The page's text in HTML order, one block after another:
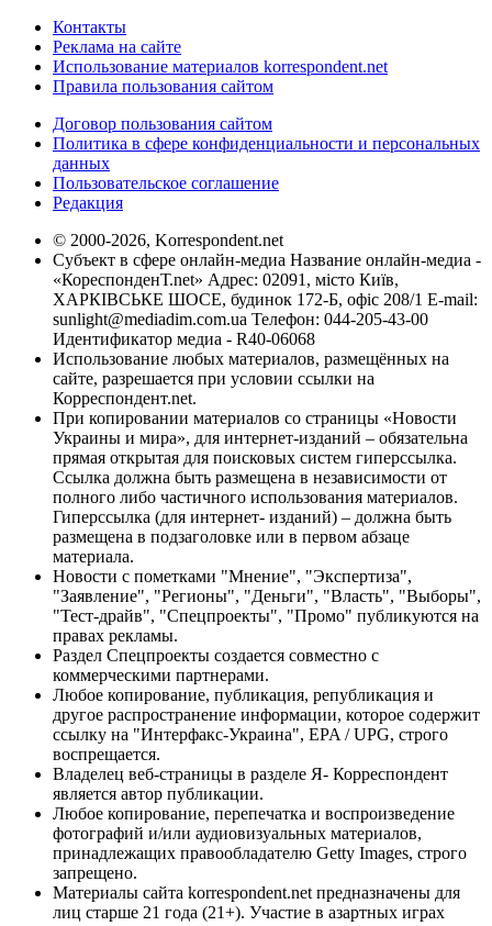
Контакты
Реклама на сайте
Использование материалов korrespondent.net
Правила пользования сайтом
Договор пользования сайтом
Политика в сфере конфиденциальности и персональных
данных
Пользовательское соглашение
Редакция
© 2000-2026, Korrespondent.net
Субъект в сфере онлайн-медиа Название онлайн-медиа -
«КореспонденТ.net» Адрес: 02091, місто Київ,
ХАРКІВСЬКЕ ШОСЕ, будинок 172-Б, офіс 208/1 E-mail:
sunlight@mediadim.com.ua Телефон: 044-205-43-00
Идентификатор медиа - R40-06068
Использование любых материалов, размещённых на
сайте, разрешается при условии ссылки на
Корреспондент.net.
При копировании материалов со страницы «Новости
Украины и мира», для интернет-изданий – обязательна
прямая открытая для поисковых систем гиперссылка.
Ссылка должна быть размещена в независимости от
полного либо частичного использования материалов.
Гиперссылка (для интернет- изданий) – должна быть
размещена в подзаголовке или в первом абзаце
материала.
Новости с пометками "Мнение", "Экспертиза",
"Заявление", "Регионы", "Деньги", "Власть", "Выборы",
"Тест-драйв", "Спецпроекты", "Промо" публикуются на
правах рекламы.
Раздел Спецпроекты создается совместно с
коммерческими партнерами.
Любое копирование, публикация, републикация и
другое распространение информации, которое содержит
ссылку на "Интерфакс-Украина", EPA / UPG, строго
воспрещается.
Владелец веб-страницы в разделе Я- Корреспондент
является автор публикации.
Любое копирование, перепечатка и воспроизведение
фотографий и/или аудиовизуальных материалов,
принадлежащих правообладателю Getty Images, строго
запрещено.
Материалы сайта korrespondent.net предназначены для
лиц старше 21 года (21+). Участие в азартных играх